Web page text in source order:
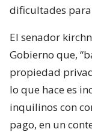
dificultades
El senador
Gobierno que,
propiedad
lo que hace es
inquilinos con
pago, en un